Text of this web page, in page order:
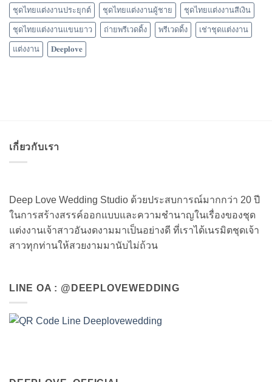
ชุดไทยแต่งงานประยุกต์ ชุดไทยแต่งงานผู้ชาย ชุดไทยแต่งงานสีเงิน
ชุดไทยแต่งงานแขนยาว ถ่ายพรีเวดดิ้ง พรีเวดดิ้ง เช่าชุดแต่งงาน
แต่งงาน 𝐃𝐞𝐞𝐩𝐥𝐨𝐯𝐞
เกี่ยวกับเรา
Deep Love Wedding Studio ด้วยประสบการณ์มากกว่า 20 ปี
ในการสร้างสรรค์ออกแบบและความชำนาญในเรื่องของชุด
แต่งงานเจ้าสาวอันงดงามมาเป็นอย่างดี ที่เราได้เนรมิตชุดเจ้า
สาวทุกท่านให้สวยงามมานับไม่ถ้วน
LINE OA : @DEEPLOVEWEDDING